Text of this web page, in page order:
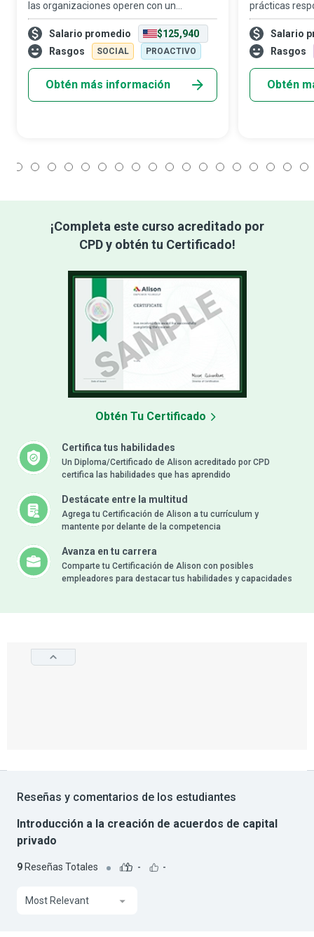
las organizaciones operen con un
cronograma de producción ajustado y
eficiente, manteniendo inventarios justo a
tiempo para evitar retrasos en la cadena
Salario promedio
$125,940
Rasgos
SOCIAL PROACTIVO
Obtén más información
prácticas
dinero a
financieros
vida
Salario
Rasgos
Obtén
¡Completa este curso acreditado por
CPD y obtén tu Certificado!
Certifica tus habilidades
Un Diploma/Certificado de Alison acreditado por CPD
certifica las habilidades que has aprendido
Destácate entre la multitud
Agrega tu Certificación de Alison a tu currículum y
mantente por delante de la competencia
Avanza en tu carrera
Comparte tu Certificación de Alison con posibles
empleadores para destacar tus habilidades y capacidades
Obtén Tu Certificado
Reseñas y comentarios de los estudiantes
Introducción a la creación de acuerdos de capital
privado
9 Reseñas Totales - -
Most Relevant